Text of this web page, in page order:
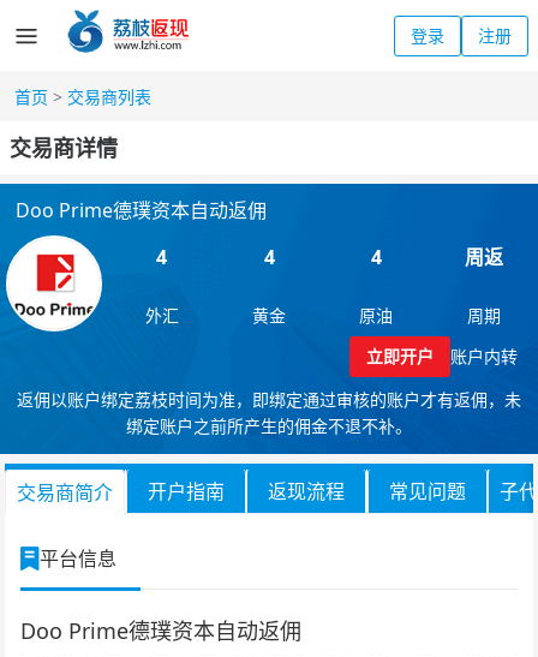
登录 注册
首页 > 交易商列表
交易商详情
Doo Prime德璞资本自动返佣
4
外汇
4
黄金
4
原油
周返
周期
立即开户
账户内转
返佣以账户绑定荔枝时间为准，即绑定通过审核的账户才有返佣，未
绑定账户之前所产生的佣金不退不补。
交易商简介 开户指南 返现流程 常见问题 子
平台信息
Doo Prime德璞资本自动返佣